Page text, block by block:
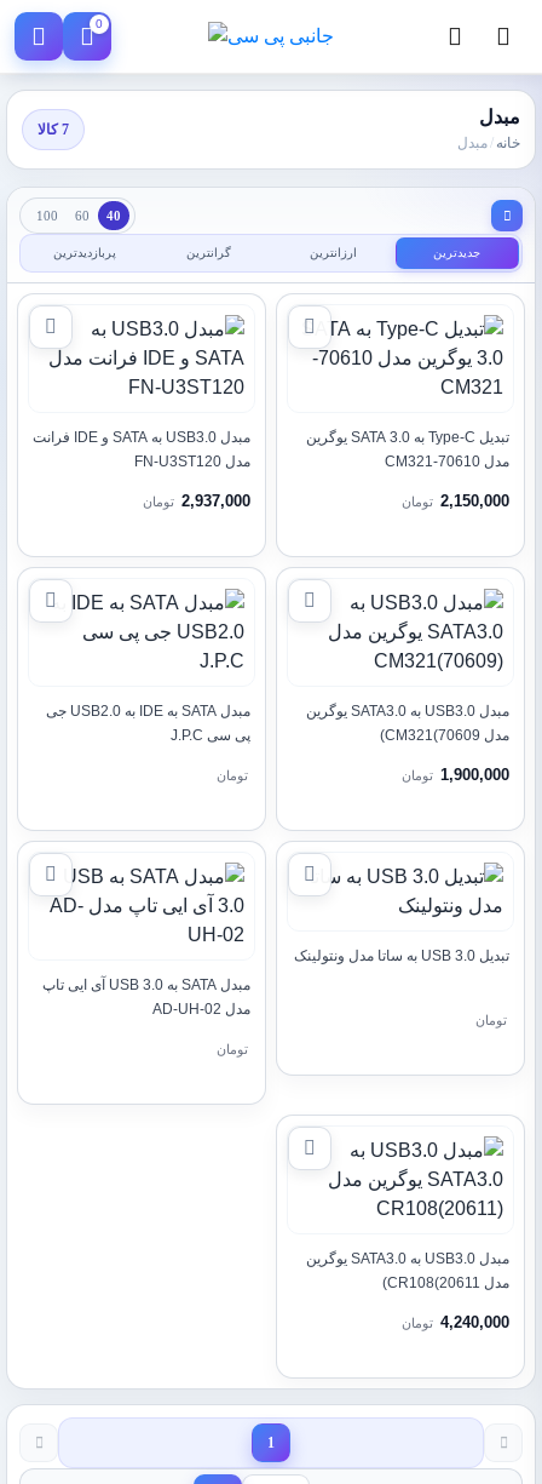
0
مبدل
خانه /مبدل
7 کالا
جدیدترین ارزانترین گرانترین پربازدیدترین
40
60
100
تبدیل Type-C به SATA 3.0 یوگرین
مدل 70610-CM321
2,150,000 تومان
مبدل USB3.0 به SATA و IDE فرانت
مدل FN-U3ST120
2,937,000 تومان
مبدل USB3.0 به SATA3.0 یوگرین
مدل CM321(70609)
1,900,000 تومان
مبدل SATA به IDE به USB2.0 جی
پی سی J.P.C
تومان
تبدیل USB 3.0 به ساتا مدل ونتولینک
تومان
مبدل SATA به USB 3.0 آی ایی تاپ
مدل AD-UH-02
تومان
مبدل USB3.0 به SATA3.0 یوگرین
مدل CR108(20611)
4,240,000 تومان
1